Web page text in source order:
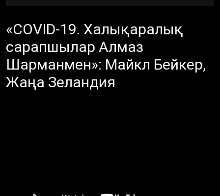
«COVID-19. Халықаралық
сарапшылар Алмаз
Шарманмен»: Майкл Бейкер,
Жаңа Зеландия